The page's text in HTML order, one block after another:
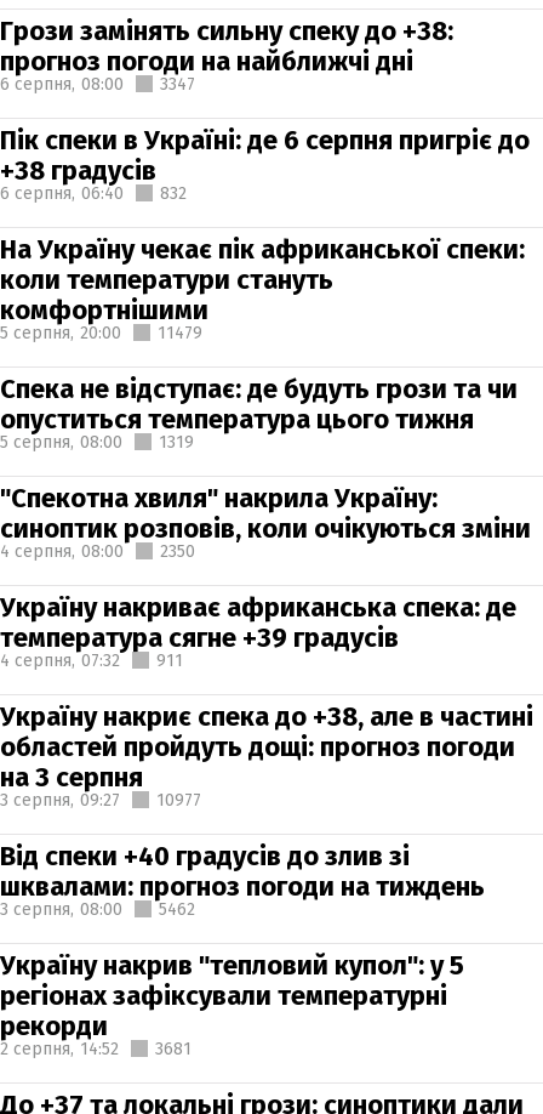
Грози замінять сильну спеку до +38:
прогноз погоди на найближчі дні
6 серпня, 08:00 3347
Пік спеки в Україні: де 6 серпня пригріє до
+38 градусів
6 серпня, 06:40 832
На Україну чекає пік африканської спеки:
коли температури стануть
комфортнішими
5 серпня, 20:00 11479
Спека не відступає: де будуть грози та чи
опуститься температура цього тижня
5 серпня, 08:00 1319
"Спекотна хвиля" накрила Україну:
синоптик розповів, коли очікуються зміни
4 серпня, 08:00 2350
Україну накриває африканська спека: де
температура сягне +39 градусів
4 серпня, 07:32 911
Україну накриє спека до +38, але в частині
областей пройдуть дощі: прогноз погоди
на 3 серпня
3 серпня, 09:27 10977
Від спеки +40 градусів до злив зі
шквалами: прогноз погоди на тиждень
3 серпня, 08:00 5462
Україну накрив "тепловий купол": у 5
регіонах зафіксували температурні
рекорди
2 серпня, 14:52 3681
До +37 та локальні грози: синоптики дали